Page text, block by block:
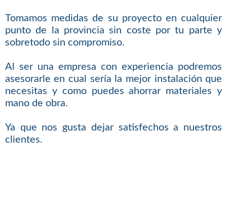
Tomamos medidas de su proyecto en cualquier
punto de la provincia sin coste por tu parte y
sobretodo sin compromiso.
Al ser una empresa con experiencia podremos
asesorarle en cual sería la mejor instalación que
necesitas y como puedes ahorrar materiales y
mano de obra.
Ya que nos gusta dejar satisfechos a nuestros
clientes.